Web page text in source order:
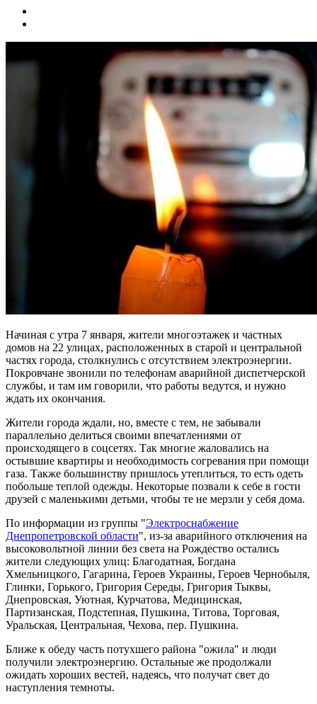
Начиная с утра 7 января, жители многоэтажек и частных
домов на 22 улицах, расположенных в старой и центральной
частях города, столкнулись с отсутствием электроэнергии.
Покровчане звонили по телефонам аварийной диспетчерской
службы, и там им говорили, что работы ведутся, и нужно
ждать их окончания.
Жители города ждали, но, вместе с тем, не забывали
параллельно делиться своими впечатлениями от
происходящего в соцсетях. Так многие жаловались на
остывшие квартиры и необходимость согревания при помощи
газа. Также большинству пришлось утеплиться, то есть одеть
побольше теплой одежды. Некоторые позвали к себе в гости
друзей с маленькими детьми, чтобы те не мерзли у себя дома.
По информации из группы "Электроснабжение
Днепропетровской области", из-за аварийного отключения на
высоковольтной линии без света на Рождество остались
жители следующих улиц: Благодатная, Богдана
Хмельницкого, Гагарина, Героев Украины, Героев Чернобыля,
Глинки, Горького, Григория Середы, Григория Тыквы,
Днепровская, Уютная, Курчатова, Медицинская,
Партизанская, Подстепная, Пушкина, Титова, Торговая,
Уральская, Центральная, Чехова, пер. Пушкина.
Ближе к обеду часть потухшего района "ожила" и люди
получили электроэнергию. Остальные же продолжали
ожидать хороших вестей, надеясь, что получат свет до
наступления темноты.